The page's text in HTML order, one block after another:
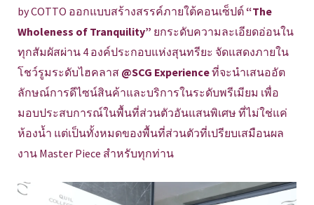
by COTTO ออกแบบสร้างสรรค์ภายใต้คอนเซ็ปต์“The
Wholeness of Tranquility” ยกระดับความละเอียดอ่อนใน
ทุกสัมผัสผ่าน 4 องค์ประกอบแห่งสุนทรียะ จัดแสดงภายใน
โชว์รูมระดับไฮคลาส @SCG Experienceที่จะนำเสนออัต
ลักษณ์การดีไซน์สินค้าและบริการในระดับพรีเมียม เพื่อ
มอบประสบการณ์ในพื้นที่ส่วนตัวอันแสนพิเศษ ที่ไม่ใช่แค่
ห้องน้ำ แต่เป็นทั้งหมดของพื้นที่ส่วนตัวที่เปรียบเสมือนผล
งาน Master Piece สำหรับทุกท่าน